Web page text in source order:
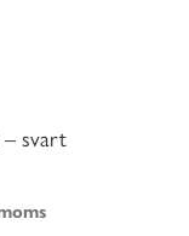
– svart